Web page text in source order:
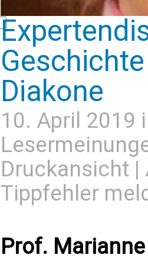
Diakone
10. April 2019
Druckansicht |
Tippfehler
Prof.